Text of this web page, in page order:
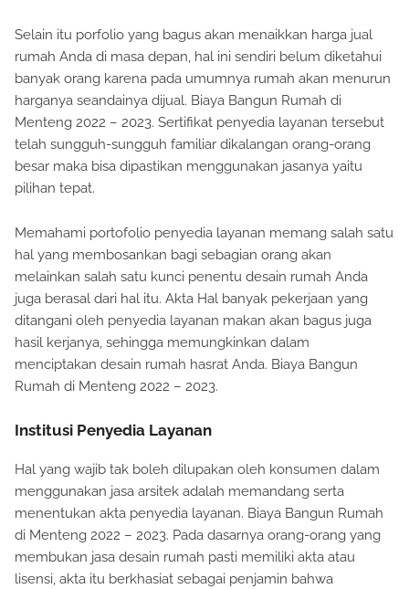
Selain itu porfolio yang bagus akan menaikkan harga jual
rumah Anda di masa depan, hal ini sendiri belum diketahui
banyak orang karena pada umumnya rumah akan menurun
harganya seandainya dijual. Biaya Bangun Rumah di
Menteng 2022 – 2023. Sertifikat penyedia layanan tersebut
telah sungguh-sungguh familiar dikalangan orang-orang
besar maka bisa dipastikan menggunakan jasanya yaitu
pilihan tepat.
Memahami portofolio penyedia layanan memang salah satu
hal yang membosankan bagi sebagian orang akan
melainkan salah satu kunci penentu desain rumah Anda
juga berasal dari hal itu. Akta Hal banyak pekerjaan yang
ditangani oleh penyedia layanan makan akan bagus juga
hasil kerjanya, sehingga memungkinkan dalam
menciptakan desain rumah hasrat Anda. Biaya Bangun
Rumah di Menteng 2022 – 2023.
Institusi Penyedia Layanan
Hal yang wajib tak boleh dilupakan oleh konsumen dalam
menggunakan jasa arsitek adalah memandang serta
menentukan akta penyedia layanan. Biaya Bangun Rumah
di Menteng 2022 – 2023. Pada dasarnya orang-orang yang
membukan jasa desain rumah pasti memiliki akta atau
lisensi, akta itu berkhasiat sebagai penjamin bahwa